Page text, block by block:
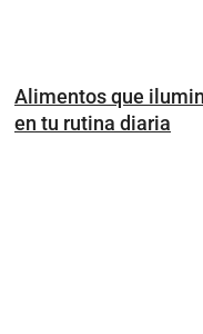
Alimentos que
en tu rutina diaria